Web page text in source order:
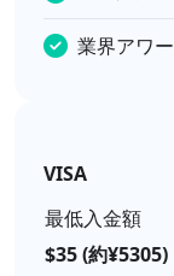
業界アワ
VISA
最低入金額
$35 (約¥5305)